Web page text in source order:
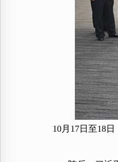
10月17日至18